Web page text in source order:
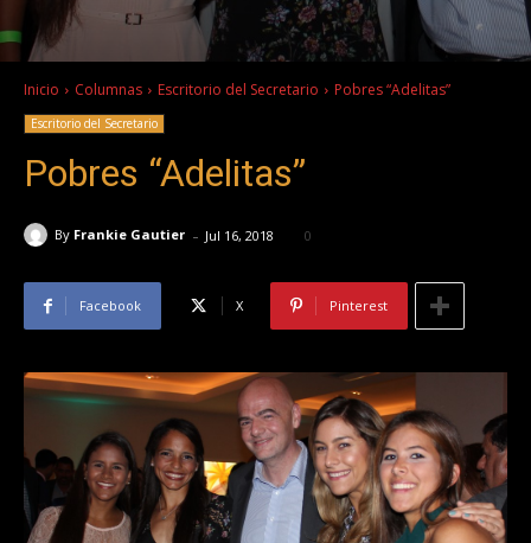
Inicio Columnas Escritorio del Secretario Pobres “Adelitas”
Escritorio del Secretario
Pobres “Adelitas”
By Frankie Gautier - Jul 16, 2018 0
Facebook X Pinterest